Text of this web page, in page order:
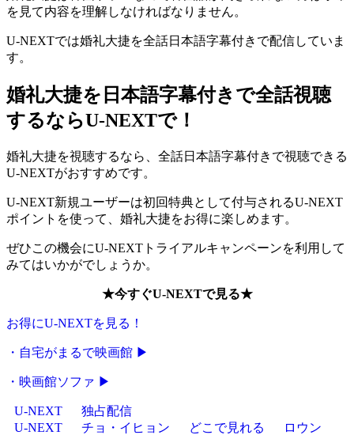
を見て内容を理解しなければなりません。
U-NEXTでは婚礼大捷を全話日本語字幕付きで配信していま
す。
婚礼大捷を日本語字幕付きで全話視聴
するならU-NEXTで！
婚礼大捷を視聴するなら、全話日本語字幕付きで視聴できる
U-NEXTがおすすめです。
U-NEXT新規ユーザーは初回特典として付与されるU-NEXT
ポイントを使って、婚礼大捷をお得に楽しめます。
ぜひこの機会にU-NEXTトライアルキャンペーンを利用して
みてはいかがでしょうか。
★今すぐU-NEXTで見る★
お得にU-NEXTを見る！
・自宅がまるで映画館 ▶
・映画館ソファ ▶
U-NEXT
独占配信
U-NEXT
チョ・イヒョン どこで見れる
ロウン